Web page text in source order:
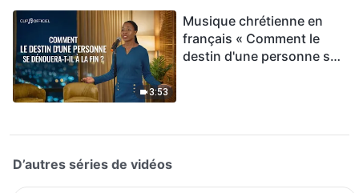
3:53
Musique chrétienne en
français « Comment le
destin d'une personne se
D’autres séries de vidéos